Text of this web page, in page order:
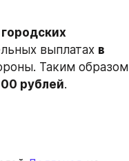
выплатах в
Таким образом
рублей.